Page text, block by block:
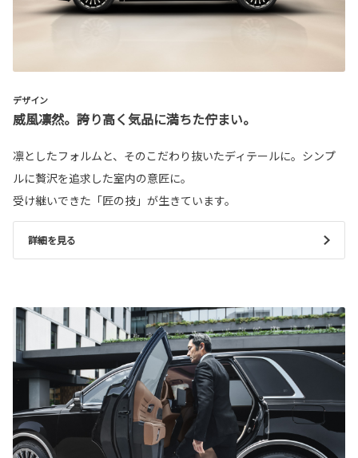
デザイン
威風凛然。誇り高く気品に満ちた佇まい。
凛としたフォルムと、そのこだわり抜いたディテールに。シンプ
ルに贅沢を追求した室内の意匠に。
受け継いできた「匠の技」が生きています。
詳細を見る